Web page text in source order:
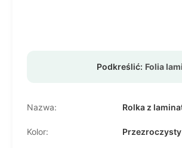
Podkreślić: Folia
Nazwa: Rolka z
Kolor: Przezroczysty